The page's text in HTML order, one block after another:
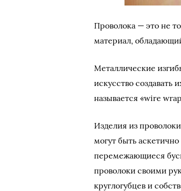
Проволока — это не
материал,
Металлические
искусство создавать
называется «wire
Изделия из
могут быть
перемежающиеся
проволоки своими
круглогубцев и